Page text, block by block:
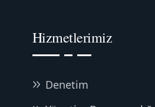
Hizmetlerimiz
Denetim